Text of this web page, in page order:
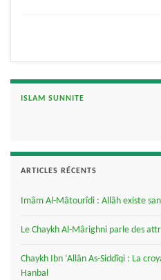
ISLAM SUNNITE
ARTICLES RÉCENTS
Imâm Al-Mâtourîdi : Allâh existe
Le Chaykh Al-Mârighni parle des
Chaykh Ibn ‘Allân As-Siddîqi : La
Hanbal